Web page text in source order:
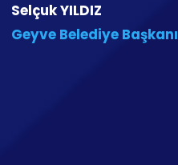
Selçuk YILDIZ
Geyve Belediye Başkanı